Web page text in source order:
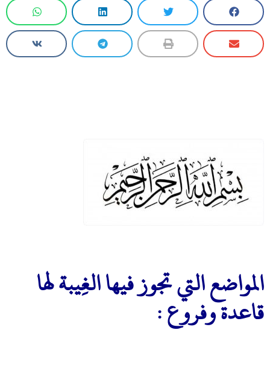
المواضع التي تجوز فيها الغِيبة لها
قاعدة وفروع :